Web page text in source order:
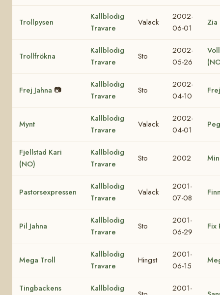
Trollpysen
Kallblodig
Travare
Valack
2002-
06-01
Zia
Trollfrökna
Kallblodig
Travare
Sto
2002-
05-26
Frej Jahna 📷
Kallblodig
Travare
Sto
2002-
04-10
Mynt
Kallblodig
Travare
Valack
2002-
04-01
Fjellstad Kari
(NO)
Kallblodig
Travare
Sto 2002
Pastorsexpressen
Kallblodig
Travare
Valack
2001-
07-08
Pil Jahna
Kallblodig
Travare
Sto
2001-
06-29
Fix
Mega Troll
Kallblodig
Travare
Hingst
2001-
06-15
Tingbackens
Kallblodig
2001-